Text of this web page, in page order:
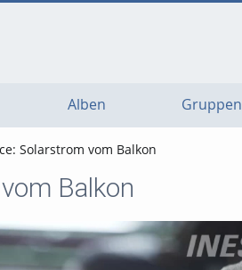
Alben Gruppen
Solarstrom vom Balkon
Balkon